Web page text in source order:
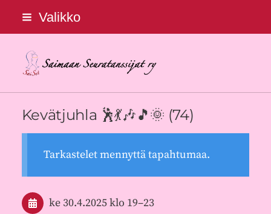
Siirry
sivun
sisältöön
Valikko
Saimaan Seuratanssijat ry
Kevätjuhla 🕺💃🎶🎵🌞 (74)
Tarkastelet mennyttä tapahtumaa.
ke 30.4.2025klo 19–23